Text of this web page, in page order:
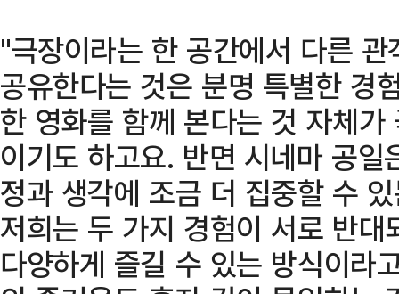
"극장이라는 한 공간에서 다른
공유한다는 것은 분명 특별한 경
한 영화를 함께 본다는 것 자체
이기도 하고요. 반면 시네마 공
정과 생각에 조금 더 집중할 수
저희는 두 가지 경험이 서로 반
다양하게 즐길 수 있는 방식이라